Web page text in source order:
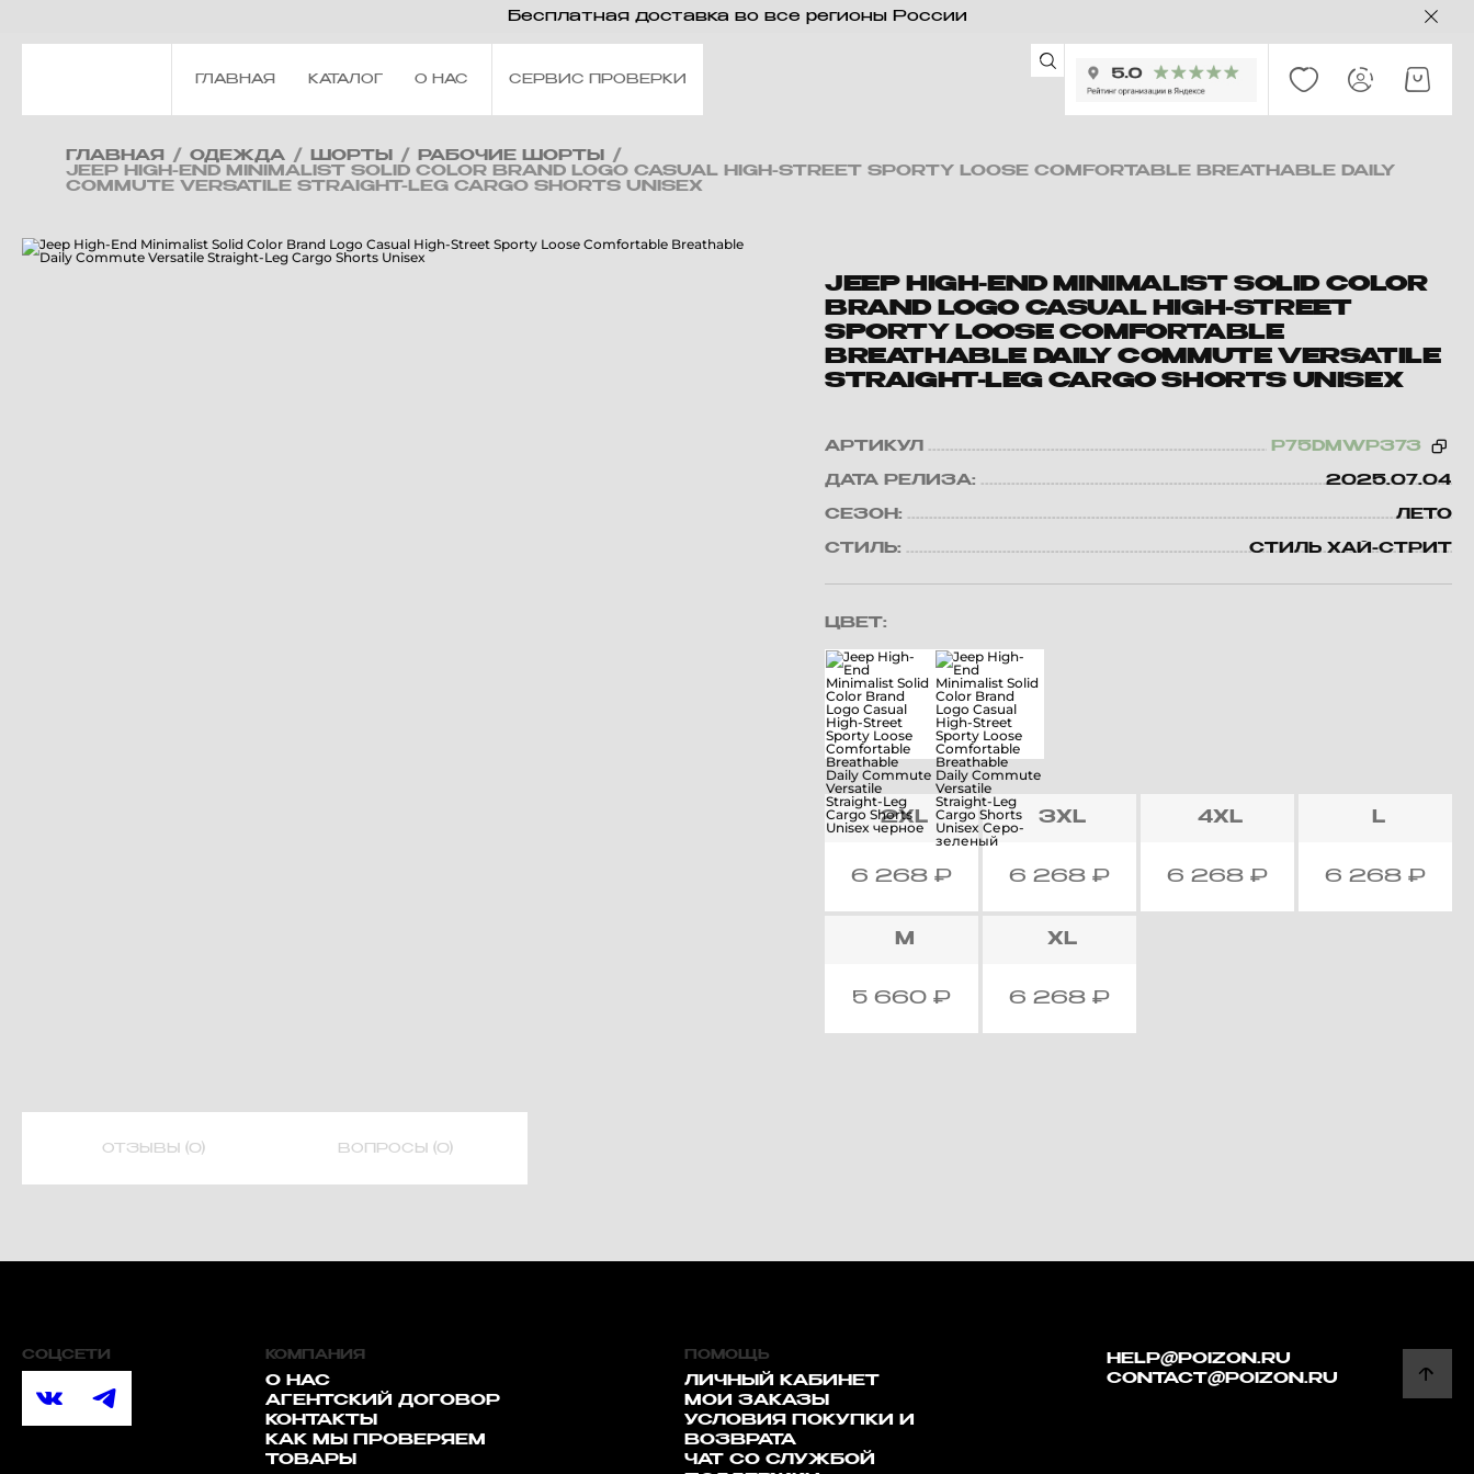
Бесплатная доставка во все регионы России
ГЛАВНАЯ КАТАЛОГ О НАС СЕРВИС ПРОВЕРКИ
ГЛАВНАЯ / ОДЕЖДА / ШОРТЫ / РАБОЧИЕ ШОРТЫ
/
JEEP HIGH-END MINIMALIST SOLID COLOR BRAND LOGO CASUAL HIGH-STREET SPORTY LOOSE COMFORTABLE BREATHABLE DAILY
COMMUTE VERSATILE STRAIGHT-LEG CARGO SHORTS UNISEX
JEEP HIGH-END MINIMALIST SOLID COLOR
BRAND LOGO CASUAL HIGH-STREET
SPORTY LOOSE COMFORTABLE
BREATHABLE DAILY COMMUTE VERSATILE
STRAIGHT-LEG CARGO SHORTS UNISEX
АРТИКУЛ P75DMWP373
ДАТА РЕЛИЗА: 2025.07.04
СЕЗОН: ЛЕТО
СТИЛЬ: СТИЛЬ ХАЙ-СТРИТ
ЦВЕТ:
2XL
6 268₽
3XL
6 268₽
4XL
6 268₽
L
6 268 ₽
M
5 660₽
XL
6 268₽
ОТЗЫВЫ (0) ВОПРОСЫ (0)
СОЦСЕТИ КОМПАНИЯ
О НАС
АГЕНТСКИЙ ДОГОВОР
КОНТАКТЫ
КАК МЫ ПРОВЕРЯЕМ
ТОВАРЫ
HELP@POIZON.RU
CONTACT@POIZON.RU
ПОМОЩЬ
ЛИЧНЫЙ КАБИНЕТ
МОИ ЗАКАЗЫ
УСЛОВИЯ ПОКУПКИ И
ВОЗВРАТА
ЧАТ СО СЛУЖБОЙ